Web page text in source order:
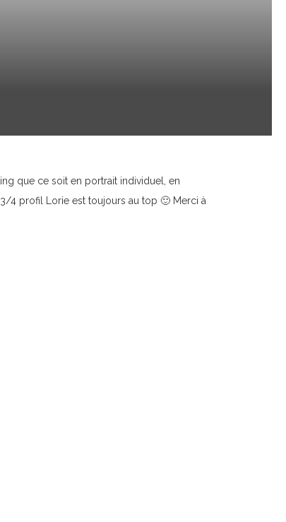
que ce soit en portrait individuel, en
4 profil Lorie est toujours au top 🙂 Merci à